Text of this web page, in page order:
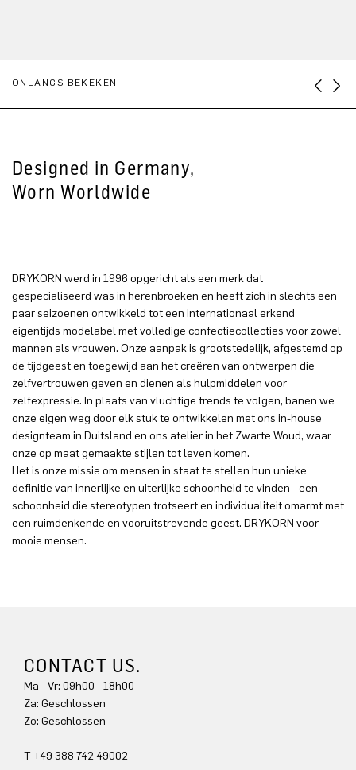
ONLANGS BEKEKEN
Designed in Germany,
Worn Worldwide
DRYKORN werd in 1996 opgericht als een merk dat
gespecialiseerd was in herenbroeken en heeft zich in slechts een
paar seizoenen ontwikkeld tot een internationaal erkend
eigentijds modelabel met volledige confectiecollecties voor zowel
mannen als vrouwen. Onze aanpak is grootstedelijk, afgestemd op
de tijdgeest en toegewijd aan het creëren van ontwerpen die
zelfvertrouwen geven en dienen als hulpmiddelen voor
zelfexpressie. In plaats van vluchtige trends te volgen, banen we
onze eigen weg door elk stuk te ontwikkelen met ons in-house
designteam in Duitsland en ons atelier in het Zwarte Woud, waar
onze op maat gemaakte stijlen tot leven komen.
Het is onze missie om mensen in staat te stellen hun unieke
definitie van innerlijke en uiterlijke schoonheid te vinden - een
schoonheid die stereotypen trotseert en individualiteit omarmt met
een ruimdenkende en vooruitstrevende geest. DRYKORN voor
mooie mensen.
CONTACT US.
Ma - Vr: 09h00 - 18h00
Za: Geschlossen
Zo: Geschlossen
T +49 388 742 49002